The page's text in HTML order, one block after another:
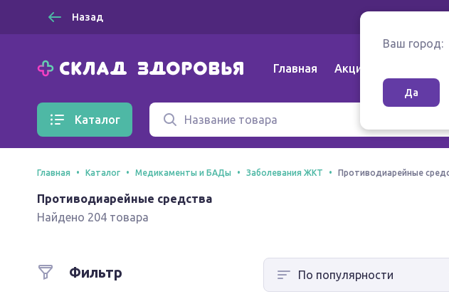
Назад
Главная Акции
Каталог
Ваш город:
Да
Главная Каталог Медикаменты и БАДы Заболевания ЖКТ Противодиарейные
Противодиарейные средства
Найдено 204 товара
Фильтр